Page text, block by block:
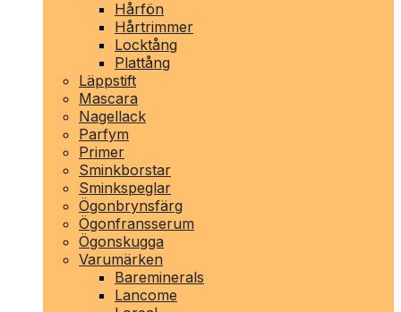
Hårfön
Hårtrimmer
Locktång
Plattång
Läppstift
Mascara
Nagellack
Parfym
Primer
Sminkborstar
Sminkspeglar
Ögonbrynsfärg
Ögonfransserum
Ögonskugga
Varumärken
Bareminerals
Lancome